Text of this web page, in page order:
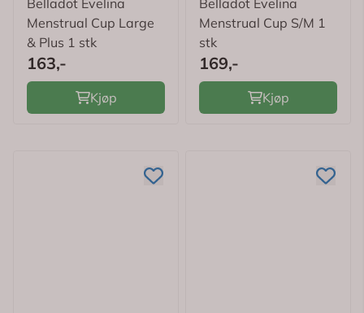
Menstrual Cup Large
& Plus 1 stk
163,-
Kjøp
Menstrual Cup S/M 1
stk
169,-
Kjøp